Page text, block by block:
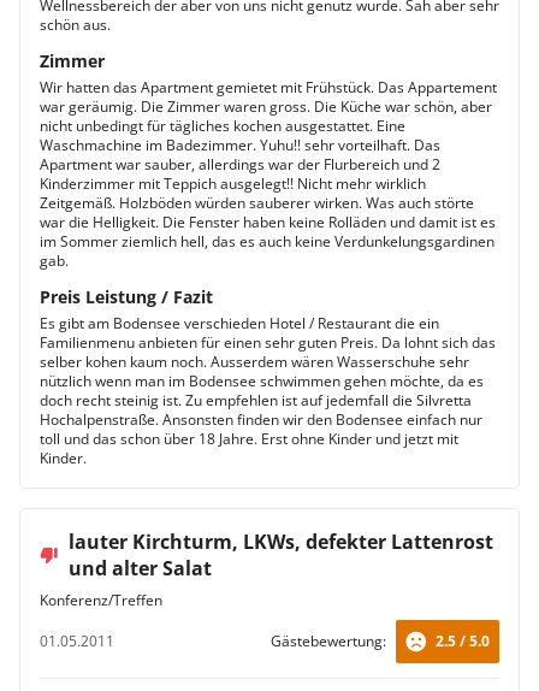
Wellnessbereich der aber von uns nicht genutz wurde. Sah aber sehr
schön aus.
Zimmer
Wir hatten das Apartment gemietet mit Frühstück. Das Appartement
war geräumig. Die Zimmer waren gross. Die Küche war schön, aber
nicht unbedingt für tägliches kochen ausgestattet. Eine
Waschmachine im Badezimmer. Yuhu!! sehr vorteilhaft. Das
Apartment war sauber, allerdings war der Flurbereich und 2
Kinderzimmer mit Teppich ausgelegt!! Nicht mehr wirklich
Zeitgemäß. Holzböden würden sauberer wirken. Was auch störte
war die Helligkeit. Die Fenster haben keine Rolläden und damit ist es
im Sommer ziemlich hell, das es auch keine Verdunkelungsgardinen
gab.
Preis Leistung / Fazit
Es gibt am Bodensee verschieden Hotel / Restaurant die ein
Familienmenu anbieten für einen sehr guten Preis. Da lohnt sich das
selber kohen kaum noch. Ausserdem wären Wasserschuhe sehr
nützlich wenn man im Bodensee schwimmen gehen möchte, da es
doch recht steinig ist. Zu empfehlen ist auf jedemfall die Silvretta
Hochalpenstraße. Ansonsten finden wir den Bodensee einfach nur
toll und das schon über 18 Jahre. Erst ohne Kinder und jetzt mit
Kinder.
lauter Kirchturm, LKWs, defekter Lattenrost
und alter Salat
Konferenz/Treffen
01.05.2011
Gästebewertung: 2.5 / 5.0